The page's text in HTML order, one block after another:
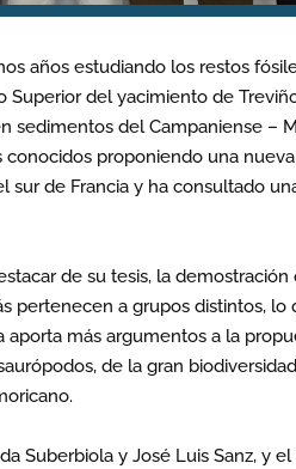
años estudiando los restos
del yacimiento de
del Campaniense –
proponiendo una
sur de Francia y ha consultado
de su tesis, la
pertenecen a grupos distintos, lo
más argumentos a la
de la gran
Suberbiola y José Luis Sanz, y